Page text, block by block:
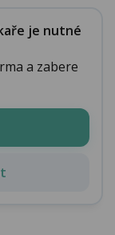
je nutné
a zabere